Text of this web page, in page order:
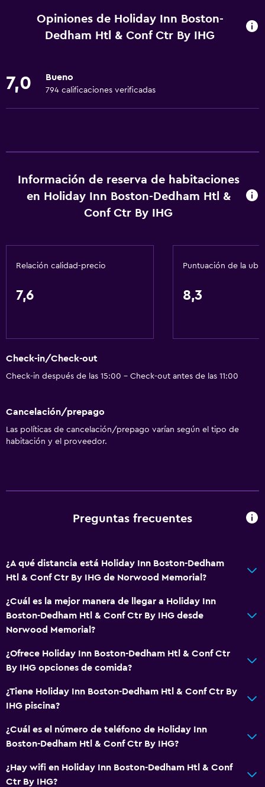
Wifi disponible en todas las instalaciones
Extinguidor
Artículos de aseo gratis
Gel de ducha
Aire acondicionado
Servicios y facilidades
Cajero automático/banco
Acceso con llave
Acceso con tarjeta
Check-out exprés
Desayuno incluido
Restaurante
Tetera/cafetera
Nevera
Cafetera
Ducha
Tina de baño
Opiniones de Holiday Inn Boston-
Dedham Htl & Conf Ctr By IHG
7,0 Bueno
794 calificaciones verificadas
Información de reserva de habitaciones
en Holiday Inn Boston-Dedham Htl &
Conf Ctr By IHG
Relación calidad-precio
7,6
Puntuación de la
8,3
Check-in/Check-out
Check-in después de las 15:00 - Check-out antes de las 11:00
Cancelación/prepago
Las políticas de cancelación/prepago varían según el tipo de
habitación y el proveedor.
Preguntas frecuentes
¿A qué distancia está Holiday Inn Boston-Dedham
Htl & Conf Ctr By IHG de Norwood Memorial?
¿Cuál es la mejor manera de llegar a Holiday Inn
Boston-Dedham Htl & Conf Ctr By IHG desde
Norwood Memorial?
¿Ofrece Holiday Inn Boston-Dedham Htl & Conf Ctr
By IHG opciones de comida?
¿Tiene Holiday Inn Boston-Dedham Htl & Conf Ctr By
IHG piscina?
¿Cuál es el número de teléfono de Holiday Inn
Boston-Dedham Htl & Conf Ctr By IHG?
¿Hay wifi en Holiday Inn Boston-Dedham Htl & Conf
Ctr By IHG?